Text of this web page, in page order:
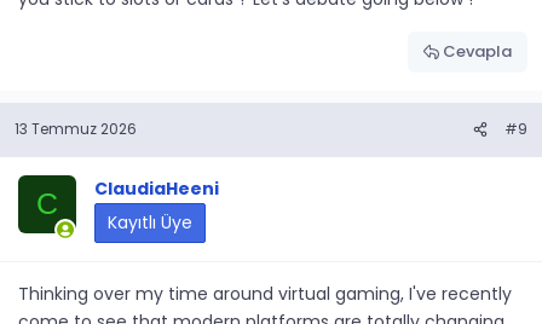
Cevapla
13 Temmuz 2026 #9
C
ClaudiaHeeni
Kayıtlı Üye
Thinking over my time around virtual gaming, I've recently